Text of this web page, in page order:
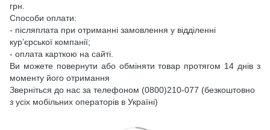
грн.
Способи оплати:
- післяплата при отриманні замовлення у відділенні
кур’єрської компанії;
- оплата карткою на сайті.
Ви можете повернути або обміняти товар протягом 14 днів з
моменту його отримання
Зверніться до нас за телефоном (0800)210-077 (безкоштовно
з усіх мобільних операторів в Україні)